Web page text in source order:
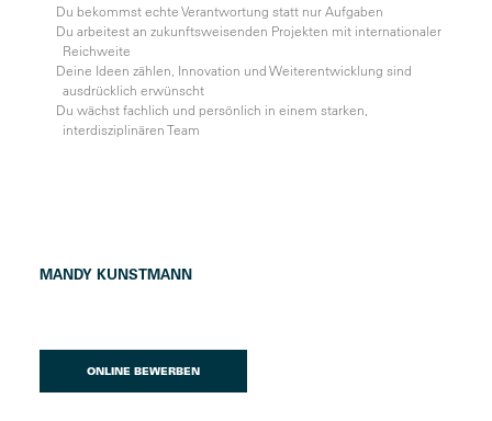
Du bekommst echte Verantwortung statt nur Aufgaben
Du arbeitest an zukunftsweisenden Projekten mit internationaler
Reichweite
Deine Ideen zählen, Innovation und Weiterentwicklung sind
ausdrücklich erwünscht
Du wächst fachlich und persönlich in einem starken,
interdisziplinären Team
MANDY KUNSTMANN
ONLINE BEWERBEN